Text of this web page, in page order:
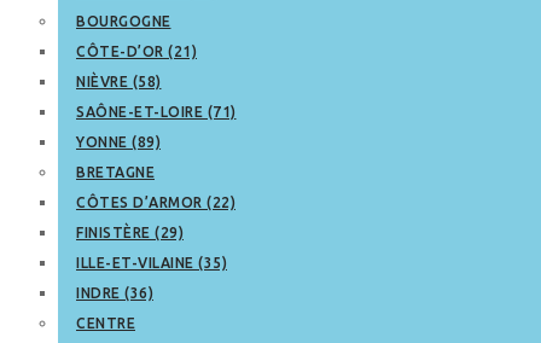
BOURGOGNE
CÔTE-D’OR (21)
NIÈVRE (58)
SAÔNE-ET-LOIRE (71)
YONNE (89)
BRETAGNE
CÔTES D’ARMOR (22)
FINISTÈRE (29)
ILLE-ET-VILAINE (35)
INDRE (36)
CENTRE